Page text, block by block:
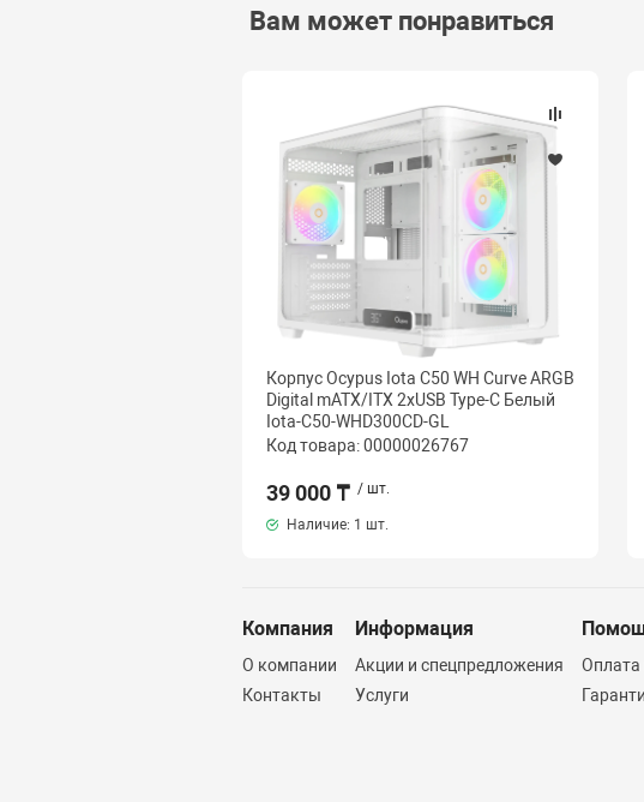
Вам может понравиться
Корпус Ocypus Iota C50 WH Curve ARGB
Digital mATX/ITX 2xUSB Type-C Белый
Iota-C50-WHD300CD-GL
Код товара: 00000026767
39 000 ₸ / шт.
Наличие: 1 шт.
Компания
О компании
Контакты
Информация
Акции и спецпредложения
Услуги
Оплата